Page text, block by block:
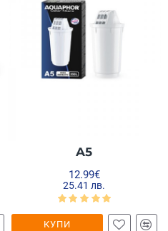
A5
12.99€
25.41 лв.
КУПИ